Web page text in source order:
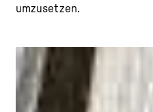
umzusetzen.